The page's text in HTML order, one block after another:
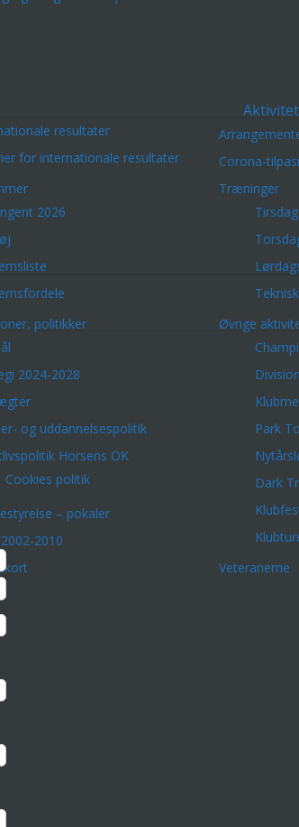
resultater
for internationale resultater
2026
politikker
2024-2028
og uddannelsespolitik
Horsens OK
Cookies politik
– pokaler
2010
Corona-
Træninger
Øvrige
Park
Dark
Veteranerne